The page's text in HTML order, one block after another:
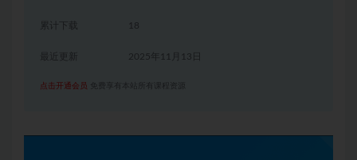
累计下载 18
2025年11月13日
点击开通会员 免费享有本站所有课程资源